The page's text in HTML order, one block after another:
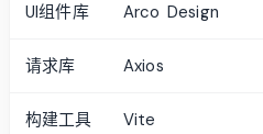
UI组件库 Arco Design
请求库 Axios
构建工具 Vite